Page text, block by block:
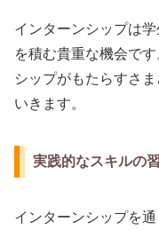
インターンシップは
を積む貴重な機会で
シップがもたらすさ
いきます。
実践的なスキルの
インターンシップを